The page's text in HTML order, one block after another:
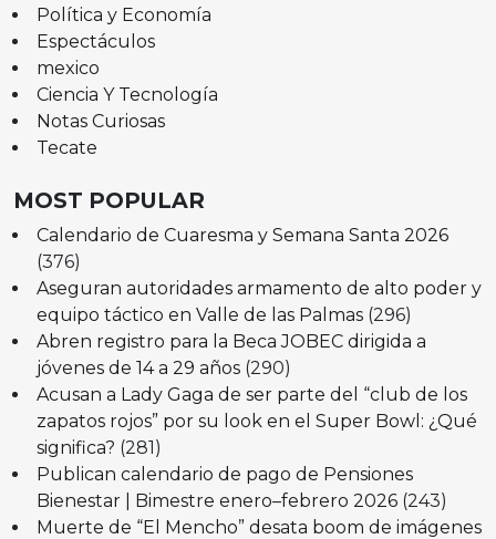
Política y Economía
Espectáculos
mexico
Ciencia Y Tecnología
Notas Curiosas
Tecate
MOST POPULAR
Calendario de Cuaresma y Semana Santa 2026
(376)
Aseguran autoridades armamento de alto poder y
equipo táctico en Valle de las Palmas (296)
Abren registro para la Beca JOBEC dirigida a
jóvenes de 14 a 29 años (290)
Acusan a Lady Gaga de ser parte del “club de los
zapatos rojos” por su look en el Super Bowl: ¿Qué
significa? (281)
Publican calendario de pago de Pensiones
Bienestar | Bimestre enero–febrero 2026 (243)
Muerte de “El Mencho” desata boom de imágenes